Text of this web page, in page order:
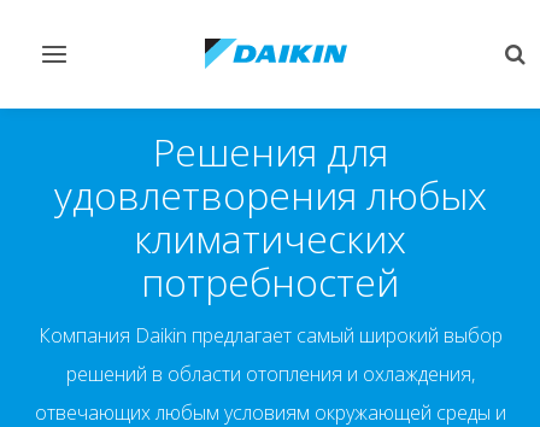
Переключить
Решения для
удовлетворения любых
климатических
потребностей
Компания Daikin предлагает самый широкий выбор
решений в области отопления и охлаждения,
отвечающих любым условиям окружающей среды и